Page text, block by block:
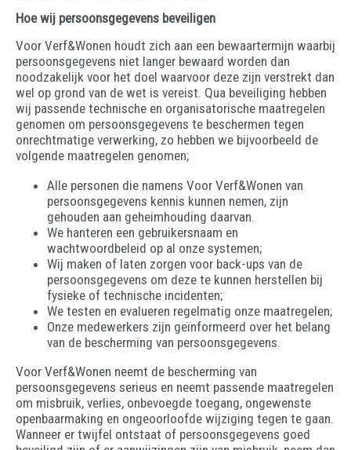
Hoe wij persoonsgegevens beveiligen
Voor Verf&Wonen houdt zich aan een bewaartermijn waarbij
persoonsgegevens niet langer bewaard worden dan
noodzakelijk voor het doel waarvoor deze zijn verstrekt dan
wel op grond van de wet is vereist. Qua beveiliging hebben
wij passende technische en organisatorische maatregelen
genomen om persoonsgegevens te beschermen tegen
onrechtmatige verwerking, zo hebben we bijvoorbeeld de
volgende maatregelen genomen;
Alle personen die namens Voor Verf&Wonen van
persoonsgegevens kennis kunnen nemen, zijn
gehouden aan geheimhouding daarvan.
We hanteren een gebruikersnaam en
wachtwoordbeleid op al onze systemen;
Wij maken of laten zorgen voor back-ups van de
persoonsgegevens om deze te kunnen herstellen bij
fysieke of technische incidenten;
We testen en evalueren regelmatig onze maatregelen;
Onze medewerkers zijn geïnformeerd over het belang
van de bescherming van persoonsgegevens.
Voor Verf&Wonen neemt de bescherming van
persoonsgegevens serieus en neemt passende maatregelen
om misbruik, verlies, onbevoegde toegang, ongewenste
openbaarmaking en ongeoorloofde wijziging tegen te gaan.
Wanneer er twijfel ontstaat of persoonsgegevens goed